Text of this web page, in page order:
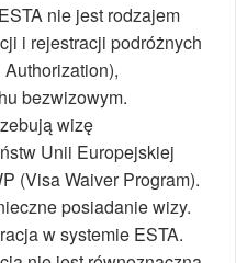
nie jest rodzajem
i rejestracji podróżnych
bezwizowym.
wizę
Unii Europejskiej
(Visa Waiver Program).
posiadanie wizy.
w systemie ESTA.